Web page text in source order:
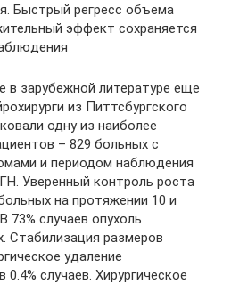
Быстрый регресс объема
эффект сохраняется
в зарубежной литературе еще
из Питтсбургского
одну из наиболее
– 829 больных с
и периодом наблюдения
Уверенный контроль роста
на протяжении 10 и
случаев опухоль
Стабилизация размеров
удаление
случаев. Хирургическое